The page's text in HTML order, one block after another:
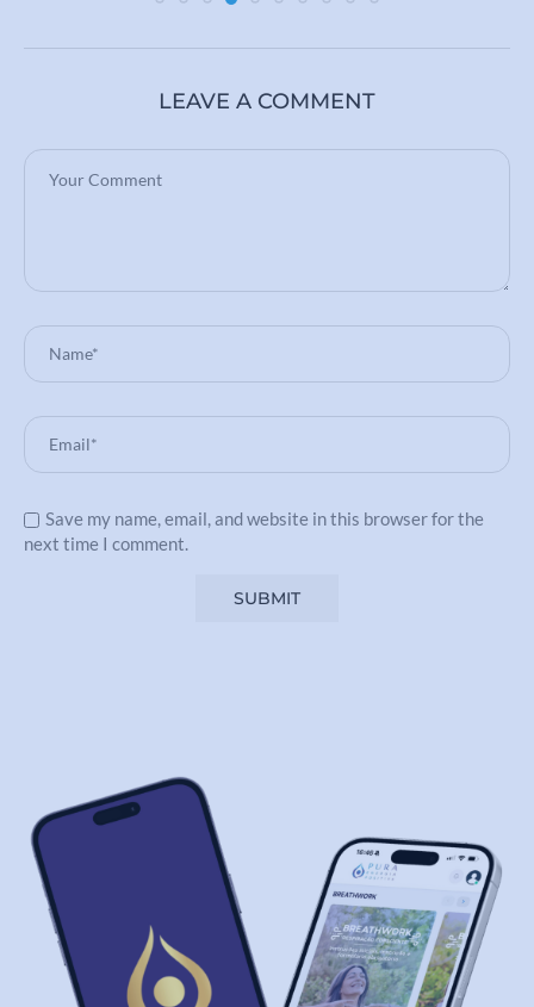
LEAVE A COMMENT
Save my name, email, and website in this browser for the
next time I comment.